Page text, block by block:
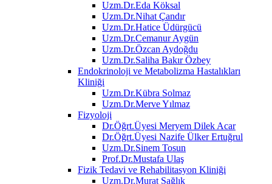
Uzm.Dr.Eda Köksal
Uzm.Dr.Nihat Çandır
Uzm.Dr.Hatice Üdürgücü
Uzm.Dr.Cemanur Aygün
Uzm.Dr.Özcan Aydoğdu
Uzm.Dr.Saliha Bakır Özbey
Endokrinoloji ve Metabolizma Hastalıkları
Kliniği
Uzm.Dr.Kübra Solmaz
Uzm.Dr.Merve Yılmaz
Fizyoloji
Dr.Öğrt.Üyesi Meryem Dilek Acar
Dr.Öğrt.Üyesi Nazife Ülker Ertuğrul
Uzm.Dr.Sinem Tosun
Prof.Dr.Mustafa Ulaş
Fizik Tedavi ve Rehabilitasyon Kliniği
Uzm.Dr.Murat Sağlık